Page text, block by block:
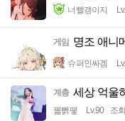
너빨갱이지
게임 명조 애니
슈퍼인싸겜
계층 세상 억울
꿻뻵뗗 Lv.90 조